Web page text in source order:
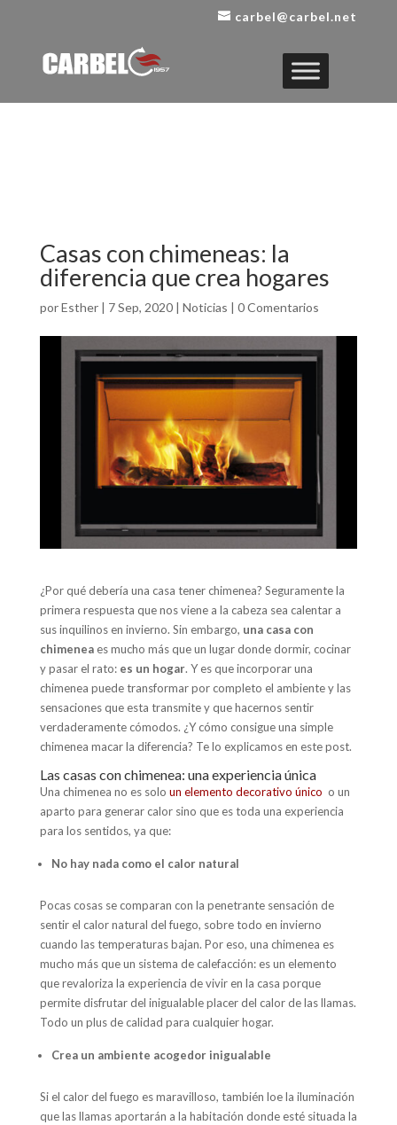
carbel@carbel.net
Casas con chimeneas: la
diferencia que crea hogares
porEsther| 7 Sep, 2020| Noticias | 0 Comentarios
¿Por qué debería una casa tener chimenea? Seguramente la
primera respuesta que nos viene a la cabeza sea calentar a
sus inquilinos en invierno. Sin embargo, una casa con
chimeneaes mucho más que un lugar donde dormir, cocinar
y pasar el rato: es un hogar. Y es que incorporar una
chimenea puede transformar por completo el ambiente y las
sensaciones que esta transmite y que hacernos sentir
verdaderamente cómodos. ¿Y cómo consigue una simple
chimenea macar la diferencia? Te lo explicamos en este post.
Las casas con chimenea: una experiencia única
Una chimenea no es solo un elemento decorativo único o un
aparto para generar calor sino que es toda una experiencia
para los sentidos, ya que:
No hay nada como el calor natural
Pocas cosas se comparan con la penetrante sensación de
sentir el calor natural del fuego, sobre todo en invierno
cuando las temperaturas bajan. Por eso, una chimenea es
mucho más que un sistema de calefacción: es un elemento
que revaloriza la experiencia de vivir en la casa porque
permite disfrutar del inigualable placer del calor de las llamas.
Todo un plus de calidad para cualquier hogar.
Crea un ambiente acogedor inigualable
Si el calor del fuego es maravilloso, también loe la iluminación
que las llamas aportarán a la habitación donde esté situada la